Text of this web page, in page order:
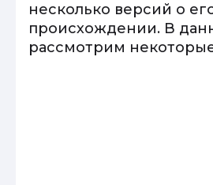
несколько версий о
происхождении. В
рассмотрим